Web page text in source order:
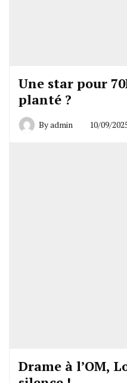
Une star pour
planté ?
Byadmin 10/09/
Drame à l’OM,